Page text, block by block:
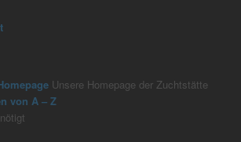
Unsere Homepage der Zuchtstätte
von A – Z